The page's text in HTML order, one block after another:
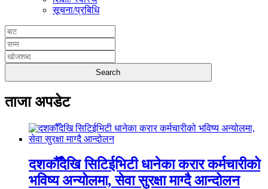
सूचना/प्रबिधि
ताजा अपडेट
दशकौँदेखि सिटिईभिटी धानेका करार कर्मचारीको
भविष्य अन्योलमा, सेवा सुरक्षा माग्दै आन्दोलन